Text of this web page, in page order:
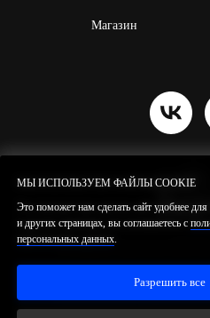
МЫ ИСПОЛЬЗУЕМ ФАЙЛЫ COOKIE
Это поможет нам сделать сайт удобнее для
и других страницах, вы соглашаетесь с
персональных данных.
Разрешить все
Магазин
Резидент проекта ИНТЦ
© 2026 SilaVetra.
Политика по обработке
МЫ ИСПОЛЬЗУЕМ ФАЙЛЫ COOKIE
Это поможет нам сделать сайт удобнее для
и других страницах, вы соглашаетесь с
персональных данных.
Разрешить все